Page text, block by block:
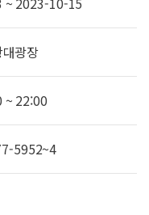
광장
~ 22:00
5952~4